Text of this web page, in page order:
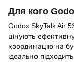
Для кого
Godox SkyTalk Air
цінують
координацію на
ідеально